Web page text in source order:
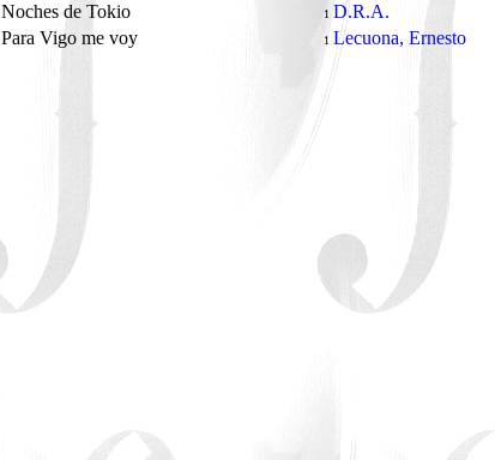
Noches de Tokio 1 D.R.A.
Para Vigo me voy 1 Lecuona, Ernesto